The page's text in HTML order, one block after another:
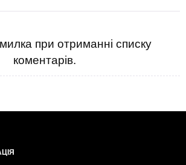
при отриманні списку
коментарів.